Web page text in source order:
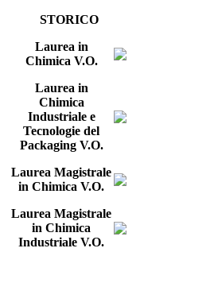
STORICO
Laurea in
Chimica V.O.
Laurea in
Chimica
Industriale e
Tecnologie del
Packaging V.O.
Laurea Magistrale
in Chimica V.O.
Laurea Magistrale
in Chimica
Industriale V.O.